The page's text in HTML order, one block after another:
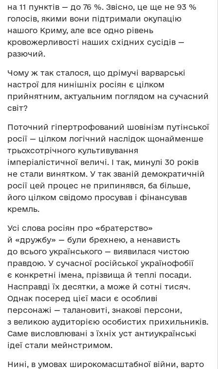
на 11 пунктів — до 76 %. Звісно, це ще не 93 %
голосів, якими вони підтримали окупацію
нашого Криму, але все одно рівень
кровожерливості наших східних сусідів —
разючий.
Чому ж так сталося, що дрімучі варварські
настрої для нинішніх росіян є цілком
прийнятним, актуальним поглядом на сучасний
світ?
Поточний гіпертрофований шовінізм путінської
росії — цілком логічний наслідок щонайменше
трьохсотрічного культивування
імперіалістичної величі. І так, минулі 30 років
не стали винятком. У так званій демократичній
росії цей процес не припинявся, ба більше,
його цілком свідомо просував і фінансував
кремль.
Усі слова росіян про «братерство»
й «дружбу» — були брехнею, а ненависть
до всього українського — виявилася чистою
правдою. У сучасної російської українофобії
є конкретні імена, прізвища й теплі посади.
Насправді їх десятки, а може й сотні тисяч.
Однак посеред цієї маси є особливі
персонажі — талановиті, знакові персони,
з великою аудиторією особистих прихильників.
Саме висловлювані з їхніх уст антиукраїнські
ідеї стали мейнстримом.
Нині, в умовах широкомасштабної війни, варто